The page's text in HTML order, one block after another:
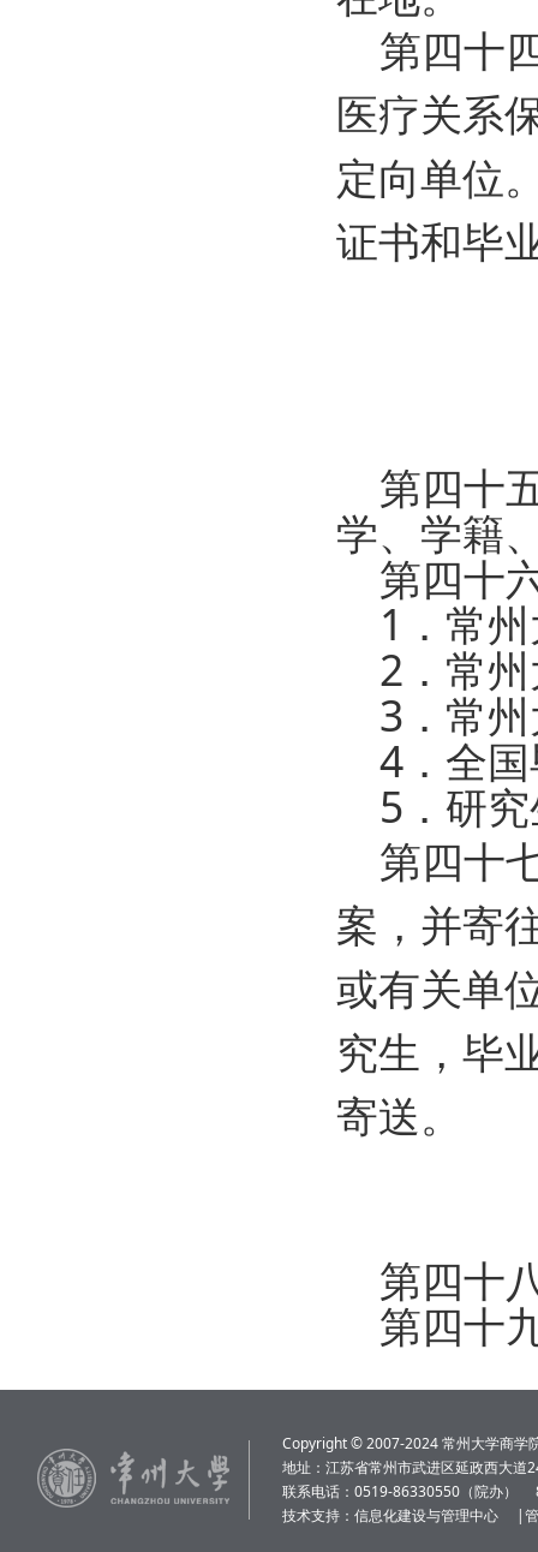
第四十
医疗关系
定向单位
证书和毕
第四十
学、学籍
第四十
1．常州
2．常州
3．常州
4．全国
5．研究
第四十
案，并寄
或有关单
究生，毕
寄送。
第四十
第四十
Copyright © 2007-2024 常州大学商学
地址：江苏省常州市武进区延政西大道
联系电话：0519-86330550（院办）
技术支持： 信息化建设与管理中心 |